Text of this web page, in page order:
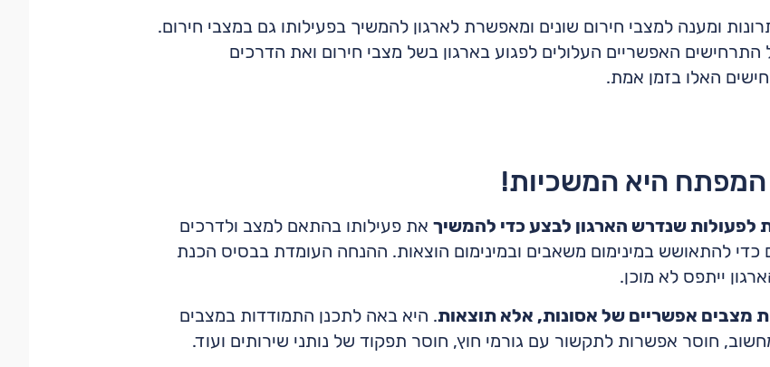
ומענה למצבי חירום שונים ומאפשרת לארגון להמשיך בפעילותו גם במצבי חירום.
האפשריים העלולים לפגוע בארגון בשל מצבי חירום ואת הדרכים
האלו בזמן אמת.
היא המשכיות!
שנדרש הארגון לבצע כדי להמשיך את פעילותו בהתאם למצב ולדרכים
להתאושש במינימום משאבים ובמינימום הוצאות. ההנחה העומדת בבסיס הכנת
ייתפס לא מוכן.
אפשריים של אסונות, אלא תוצאות. היא באה לתכנן התמודדות במצבים
חוסר אפשרות לתקשור עם גורמי חוץ, חוסר תפקוד של נותני שירותים ועוד.